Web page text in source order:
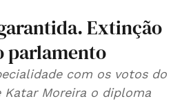
Extinção
parlamento
com os votos do
Katar Moreira o diploma